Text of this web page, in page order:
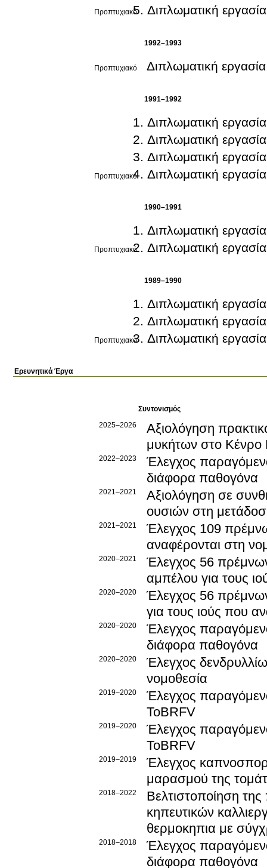
Προπτυχιακό
Διπλωματική εργασία
1992–1993
Προπτυχιακό Διπλωματική εργασία
1991–1992
Προπτυχιακό
Διπλωματική εργασία
Διπλωματική εργασία
Διπλωματική εργασία
Διπλωματική εργασία
1990–1991
Προπτυχιακό
Διπλωματική εργασία
Διπλωματική εργασία
1989–1990
Προπτυχιακό
Διπλωματική εργασία
Διπλωματική εργασία
Διπλωματική εργασία
Ερευνητικά Έργα
Συντονισμός
2025–2026
Αξιολόγηση
μυκήτων στο Κένρο
2022–2023
Έλεγχος
διάφορα παθογόνα
2021–2021
Αξιολόγηση σε
ουσιών στη
2021–2021
Έλεγχος 109
αναφέρονται στη
2020–2021
Έλεγχος 56
αμπέλου για τους
2020–2020
Έλεγχος 56
για τους ιούς που
2020–2020
Έλεγχος
διάφορα παθογόνα
2020–2020
Έλεγχος
νομοθεσία
2019–2020
Έλεγχος
ToBRFV
2019–2020
Έλεγχος
ToBRFV
2019–2019
Έλεγχος
μαρασμού της
2018–2022
Βελτιστοποίηση
κηπευτικών
θερμοκηπια με
2018–2018
Έλεγχος
διάφορα παθογόνα